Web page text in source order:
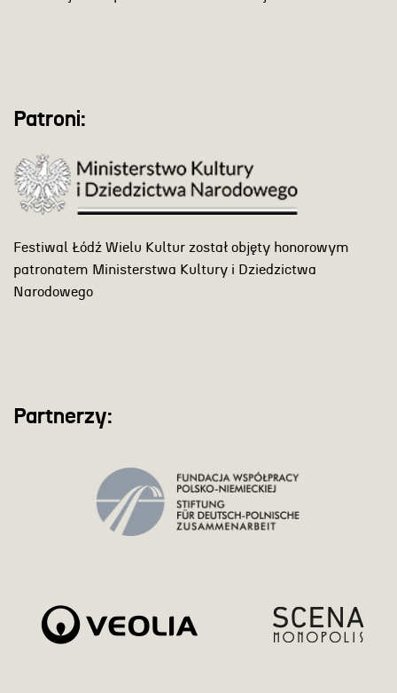
Patroni:
Festiwal Łódź Wielu Kultur został objęty honorowym
patronatem Ministerstwa Kultury i Dziedzictwa
Narodowego
Partnerzy: